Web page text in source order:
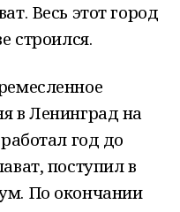
Весь этот город
строился.
в Ленинград на
год до
поступил в
По окончании